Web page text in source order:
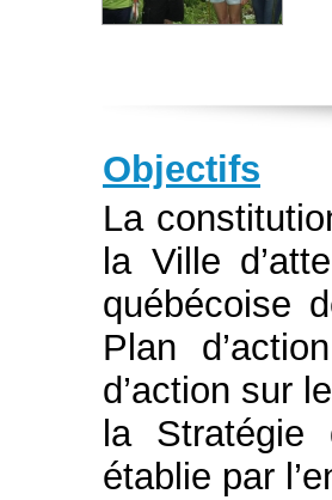
Objectifs
La
la Ville
québécoise
Plan
d’action sur
la Stratégie
établie par